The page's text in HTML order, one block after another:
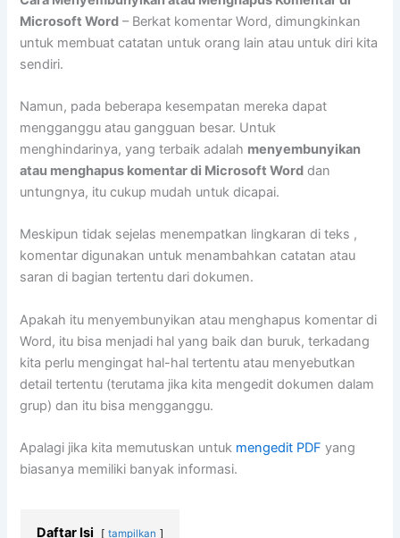
Microsoft Word – Berkat komentar Word, dimungkinkan
untuk membuat catatan untuk orang lain atau untuk diri kita
sendiri.
Namun, pada beberapa kesempatan mereka dapat
mengganggu atau gangguan besar. Untuk
menghindarinya, yang terbaik adalah menyembunyikan
atau menghapus komentar di Microsoft Word dan
untungnya, itu cukup mudah untuk dicapai.
Meskipun tidak sejelas menempatkan lingkaran di teks ,
komentar digunakan untuk menambahkan catatan atau
saran di bagian tertentu dari dokumen.
Apakah itu menyembunyikan atau menghapus komentar di
Word, itu bisa menjadi hal yang baik dan buruk, terkadang
kita perlu mengingat hal-hal tertentu atau menyebutkan
detail tertentu (terutama jika kita mengedit dokumen dalam
grup) dan itu bisa mengganggu.
Apalagi jika kita memutuskan untuk mengedit PDF yang
biasanya memiliki banyak informasi.
Daftar Isi tampilkan